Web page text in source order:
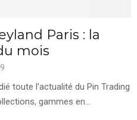
Paris : la
mois
toute l’actualité du Pin Trading
gammes en...